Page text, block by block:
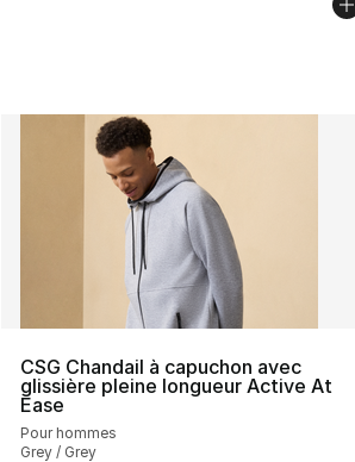
CSG Chandail à capuchon avec
glissière pleine longueur Active At
Ease
Pour hommes
Grey / Grey